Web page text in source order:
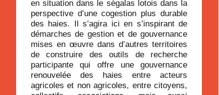
en situation dans le ségalas lotois dans la
perspective d’une cogestion plus durable
des haies. Il s’agira ici en s’inspirant de
démarches de gestion et de gouvernance
mises en œuvre dans d’autres territoires
de construire des outils de recherche
participante qui offre une gouvernance
renouvelée des haies entre acteurs
agricoles et non agricoles, entre citoyens,